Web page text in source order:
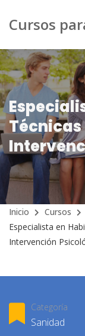
Cursos
Inicio
Cursos
Especialista en
Intervención
Categoría
Sanidad